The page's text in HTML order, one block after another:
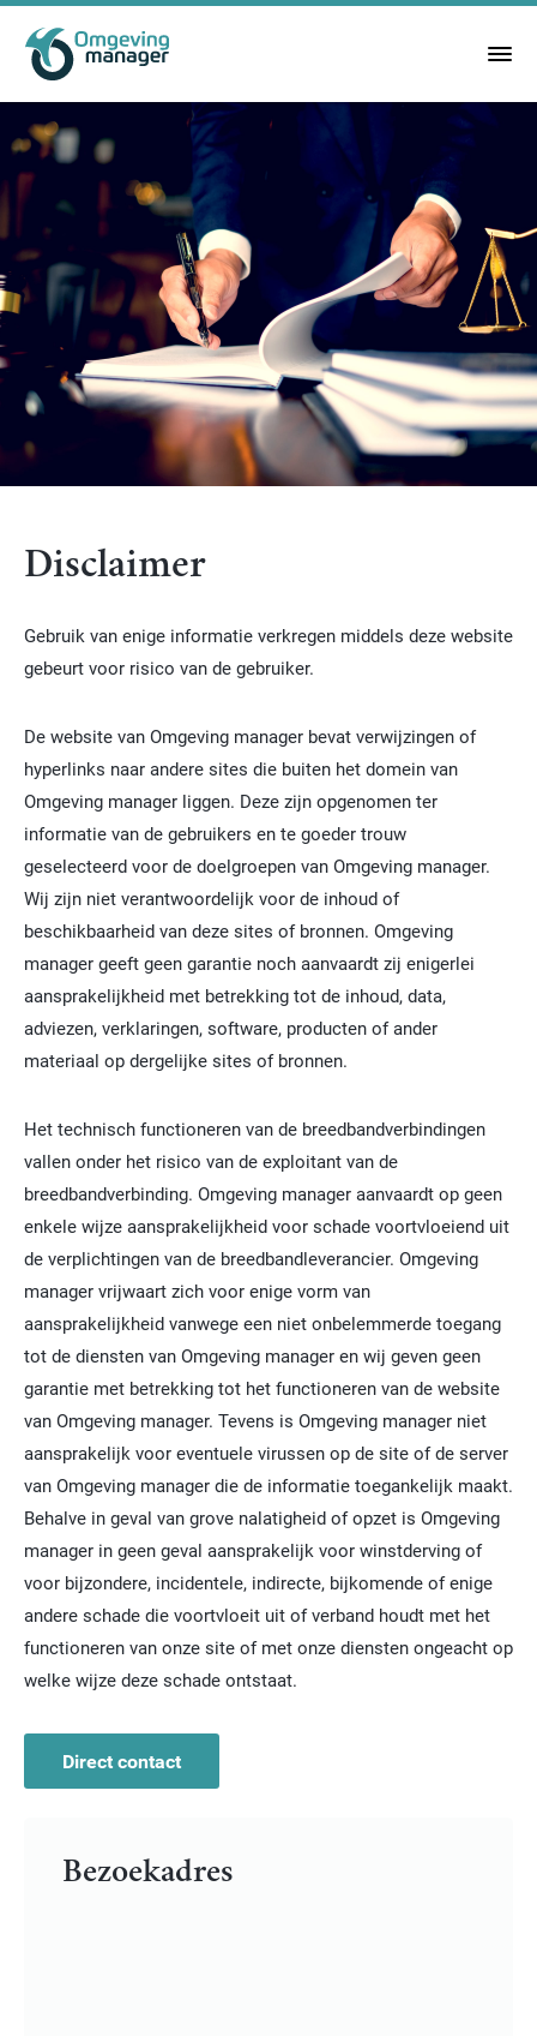
Disclaimer
Gebruik van enige informatie verkregen middels deze website
gebeurt voor risico van de gebruiker.
De website van Omgeving manager bevat verwijzingen of
hyperlinks naar andere sites die buiten het domein van
Omgeving manager liggen. Deze zijn opgenomen ter
informatie van de gebruikers en te goeder trouw
geselecteerd voor de doelgroepen van Omgeving manager.
Wij zijn niet verantwoordelijk voor de inhoud of
beschikbaarheid van deze sites of bronnen. Omgeving
manager geeft geen garantie noch aanvaardt zij enigerlei
aansprakelijkheid met betrekking tot de inhoud, data,
adviezen, verklaringen, software, producten of ander
materiaal op dergelijke sites of bronnen.
Het technisch functioneren van de breedbandverbindingen
vallen onder het risico van de exploitant van de
breedbandverbinding. Omgeving manager aanvaardt op geen
enkele wijze aansprakelijkheid voor schade voortvloeiend uit
de verplichtingen van de breedbandleverancier. Omgeving
manager vrijwaart zich voor enige vorm van
aansprakelijkheid vanwege een niet onbelemmerde toegang
tot de diensten van Omgeving manager en wij geven geen
garantie met betrekking tot het functioneren van de website
van Omgeving manager. Tevens is Omgeving manager niet
aansprakelijk voor eventuele virussen op de site of de server
van Omgeving manager die de informatie toegankelijk maakt.
Behalve in geval van grove nalatigheid of opzet is Omgeving
manager in geen geval aansprakelijk voor winstderving of
voor bijzondere, incidentele, indirecte, bijkomende of enige
andere schade die voortvloeit uit of verband houdt met het
functioneren van onze site of met onze diensten ongeacht op
welke wijze deze schade ontstaat.
Direct contact
Bezoekadres